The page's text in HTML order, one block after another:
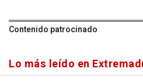
Contenido patrocinado
Lo más leído en